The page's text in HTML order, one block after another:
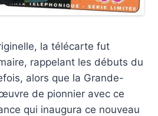
la télécarte fut
rappelant les débuts du
alors que la Grande-
de pionnier avec ce
qui inaugura ce nouveau